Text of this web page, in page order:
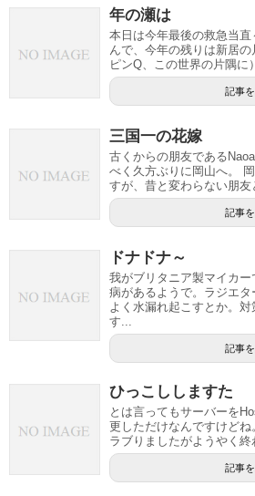
年の瀬は
本日は今年最後の救急当
んで、今年の残りは新居
ピンQ、この世界の片隅に
記事
三国一の花嫁
古くからの朋友である
べく久方ぶりに岡山へ。
すが、昔と変わらない朋
記事
ドナドナ～
我がブリタニア製マイカ
病があるようで。ラジエタ
よく水漏れ起こすとか。
す...
記事
ひっこししますた
とは言ってもサーバーを
更しただけなんですけど
ラブりましたがようやく終
記事